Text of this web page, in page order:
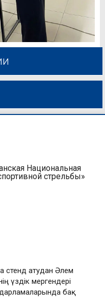
Национальная
стрельбы»
стенд атудан Әлем
үздік мергендері
бақ